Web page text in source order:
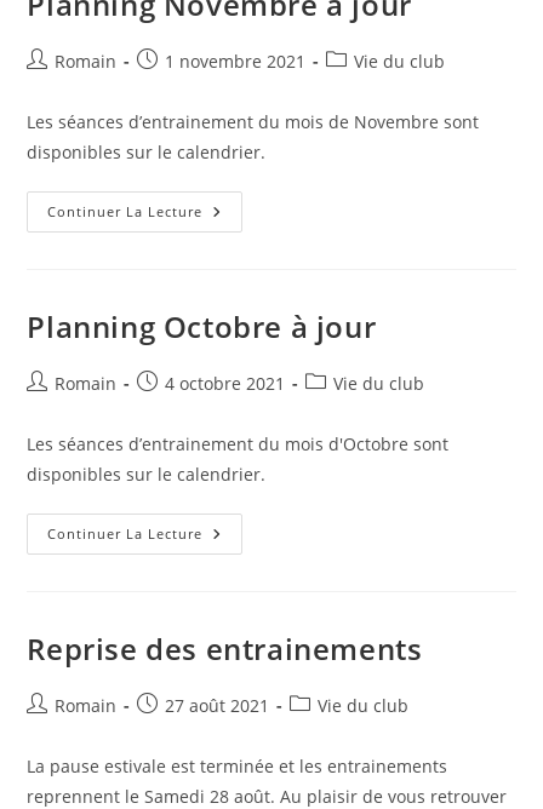
Auteur/autrice
la
publication :
Romain
Publication
1 novembre 2021
PostVie du club
Les séances d’entrainement du mois de Novembre sont
disponibles sur le calendrier.
Continuer La Lecture Planning
Novembre
Planning Octobre à jour
Auteur/autrice
la
publication :
Romain
Publication
4 octobre 2021
PostVie du club
Les séances d’entrainement du mois d'Octobre sont
disponibles sur le calendrier.
Continuer La Lecture Planning
Octobre
Reprise des entrainements
Auteur/autrice
la
publication :
Romain
Publication
27 août 2021
PostVie du club
La pause estivale est terminée et les entrainements
reprennent le Samedi 28 août. Au plaisir de vous retrouver